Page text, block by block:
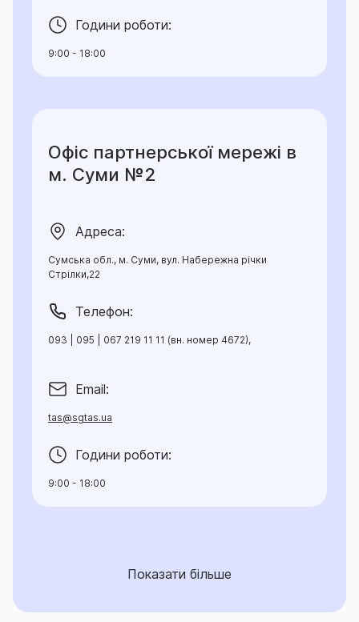
Години роботи:
9:00 - 18:00
Офіс партнерської мережі в
м. Суми №2
Адреса:
Сумська обл., м. Суми, вул. Набережна річки
Стрілки,22
Телефон:
093 | 095 | 067 219 11 11 (вн. номер 4672),
Email:
tas@sgtas.ua
Години роботи:
9:00 - 18:00
Показати більше